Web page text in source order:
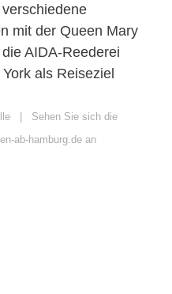
mit der Queen Mary
AIDA-Reederei
als Reiseziel
| Sehen Sie sich die
ab-hamburg.de an